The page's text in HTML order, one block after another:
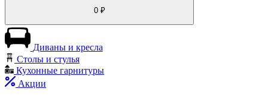
0₽
Диваны и кресла
Столы и стулья
Кухонные гарнитуры
Акции